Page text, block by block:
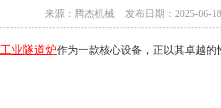
来源：腾杰机械 发布日期：2025-06-18
工业隧道炉作为一款核心设备，正以其卓越